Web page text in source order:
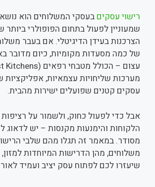
רישוי עסקים בעסקי המשלוחים הוא
שמעוניין לפעול בתחום הפופולרי ביותר
הצרכנות בעידן הדיגיטלי. אם בעבר
של כמה מסעדות מקומיות, כיום מדובר
מערכות שליחויות עצמאיות, אפליקציות
עסקים קטנים שפועלים ישירות מהבית.
אבל כדי לפעול כחוק, ולשמור על
הלקוחות והימנעות מקנסות – יש לדאוג
מסודר. במאמר זה תגלו מהם שלבי
משלוחים, מהן הדרישות המיוחדות
שיעזרו לכם לפתוח עסק יציב ועמיד